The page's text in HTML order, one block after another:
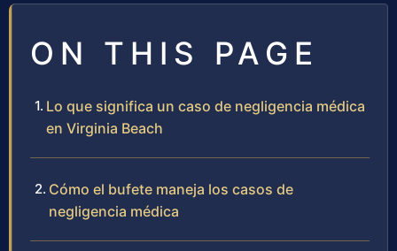
ON THIS PAGE
Lo que significa un caso de negligencia médica
en Virginia Beach
Cómo el bufete maneja los casos de
negligencia médica